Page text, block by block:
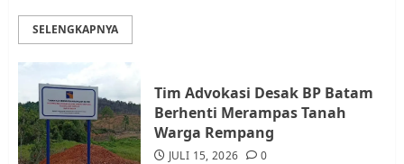
3
Datangi Pemko Batam, Warga
Rempang Protes Lahan Mereka
Diambil untuk Sekolah Rakyat
SELENGKAPNYA
Tim Advokasi Desak BP Batam
Berhenti Merampas Tanah
Warga Rempang
JULI 15, 2026 0